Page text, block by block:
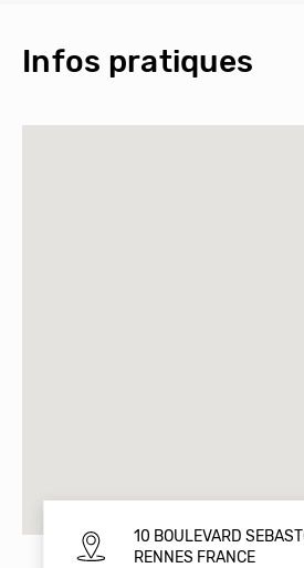
Infos pratiques
10 BOULEVARD
RENNES FRANCE